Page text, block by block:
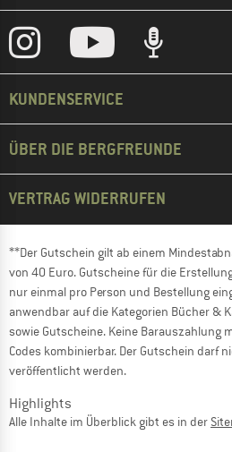
KUNDENSERVICE
ÜBER DIE BERGFREUNDE
VERTRAG WIDERRUFEN
**Der Gutschein gilt ab einem
von 40 Euro. Gutscheine für die
nur einmal pro Person und Bestellung
anwendbar auf die Kategorien Bücher &
sowie Gutscheine. Keine Barauszahlung
Codes kombinierbar. Der Gutschein darf
veröffentlicht werden.
Highlights
Alle Inhalte im Überblick gibt es in der